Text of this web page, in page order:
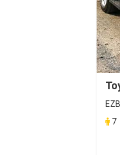
7